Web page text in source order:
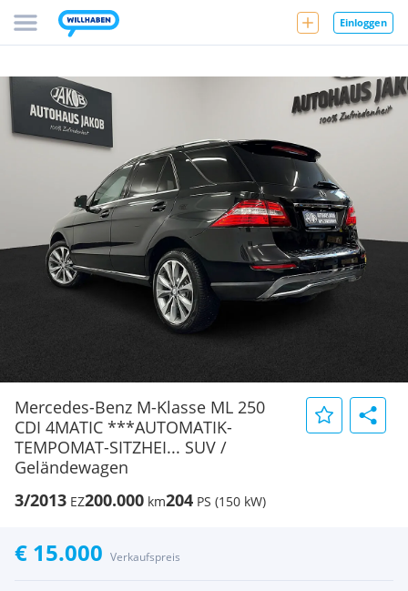
Einloggen
Mercedes-Benz M-Klasse ML 250
CDI 4MATIC ***AUTOMATIK-
TEMPOMAT-SITZHEI... SUV /
Geländewagen
3/2013 EZ200.000 km204 PS (150 kW)
€ 15.000 Verkaufspreis